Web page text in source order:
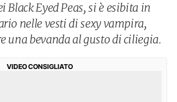
Black Eyed Peas, si è esibita in
nelle vesti di sexy vampira,
una bevanda al gusto di ciliegia.
VIDEO CONSIGLIATO